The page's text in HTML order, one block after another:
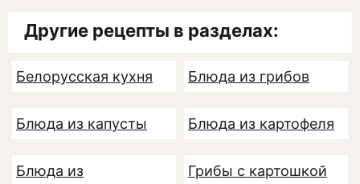
Другие рецепты в разделах:
Белорусская кухня Блюда из грибов
Блюда из капусты Блюда из картофеля
Блюда из
Грибы с картошкой